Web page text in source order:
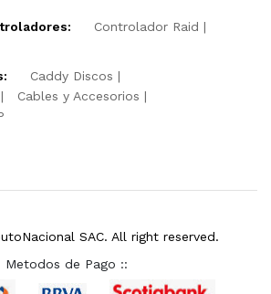
Controlador Raid
Caddy Discos
Cables y Accesorios
SAC. All right reserved.
Metodos de Pago ::